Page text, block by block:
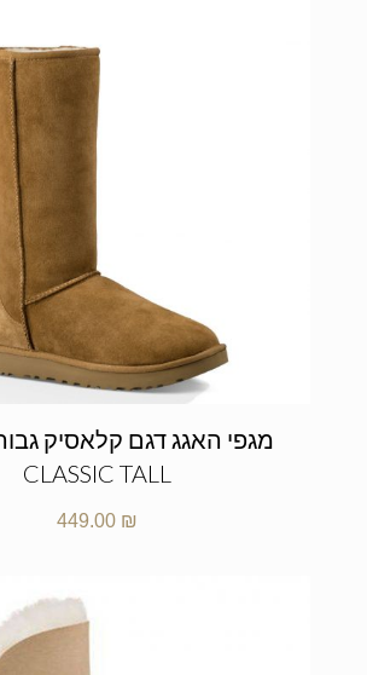
CLASSIC TALL
449.00 ₪